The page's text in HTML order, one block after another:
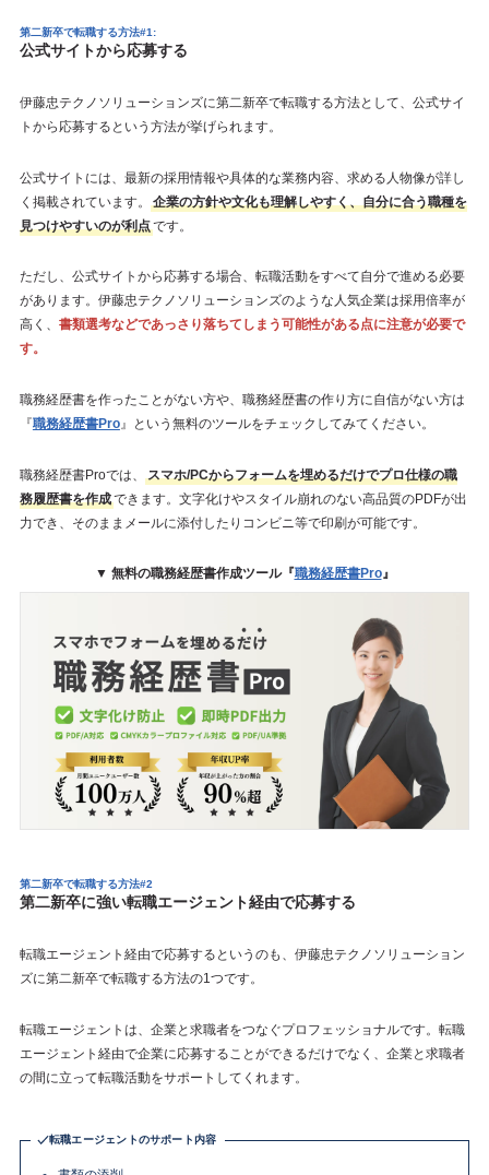
第二新卒で転職する方法#1:
公式サイトから応募する
伊藤忠テクノソリューションズに第二新卒で転職する方法として、公式サイ
トから応募するという方法が挙げられます。
公式サイトには、最新の採用情報や具体的な業務内容、求める人物像が詳し
く掲載されています。
企業の方針や文化も理解しやすく、自分に合う職種を
見つけやすいのが利点です。
ただし、公式サイトから応募する場合、転職活動をすべて自分で進める必要
があります。伊藤忠テクノソリューションズのような人気企業は採用倍率が
高く、 書類選考などであっさり落ちてしまう可能性がある点に注意が必要で
す。
職務経歴書を作ったことがない方や、職務経歴書の作り方に自信がない方は
『職務経歴書Pro』という無料のツールをチェックしてみてください。
職務経歴書Proでは、
スマホ/PCからフォームを埋めるだけでプロ仕様の職
務履歴書を作成できます。文字化けやスタイル崩れのない高品質のPDFが出
力でき、そのままメールに添付したりコンビニ等で印刷が可能です。
▼ 無料の職務経歴書作成ツール『職務経歴書Pro』
第二新卒で転職する方法#2
第二新卒に強い転職エージェント経由で応募する
転職エージェント経由で応募するというのも、伊藤忠テクノソリューション
ズに第二新卒で転職する方法の1つです。
転職エージェントは、企業と求職者をつなぐプロフェッショナルです。転職
エージェント経由で企業に応募することができるだけでなく、企業と求職者
の間に立って転職活動をサポートしてくれます。
転職エージェントのサポート内容